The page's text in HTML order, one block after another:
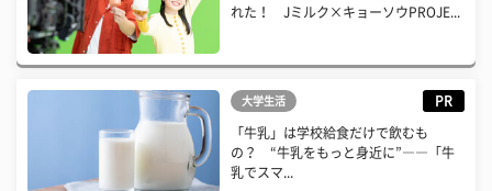
れた！ Jミルク×キョーソウPROJE...
大学生活 PR
「牛乳」は学校給食だけで飲むも
の？ “牛乳をもっと身近に”――「牛
乳でスマ...